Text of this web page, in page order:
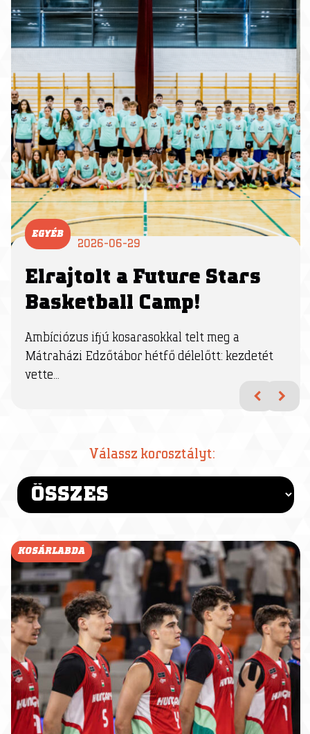
EGYÉB
2026-06-29
Elrajtolt a Future Stars
Basketball Camp!
Ambíciózus ifjú kosarasokkal telt meg a
Mátraházi Edzőtábor hétfő délelőtt: kezdetét
vette...
Válassz korosztályt:
KOSÁRLABDA